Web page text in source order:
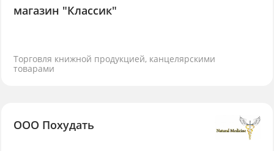
магазин "Классик"
Торговля книжной продукцией, канцелярскими
товарами
ООО Похудать